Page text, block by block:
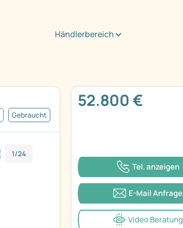
Händlerbereich
Gebraucht
1/24
52.800 €
Tel. anzeigen
E-Mail Anfrage
Video Beratung